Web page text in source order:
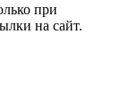
при
на сайт.